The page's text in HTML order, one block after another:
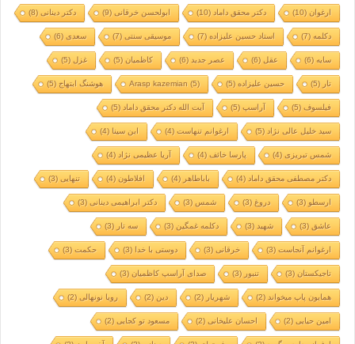
ارغوان(10) دکتر محقق داماد (10) ابولحسن خرقانی(9) دکتر دینانی(8)
دکلمه(7) استاد حسین علیزاده(7) موسیقی سنتی(7) سعدی(6)
سایه(6) عقل (6) عصر جدید (6) کاظمیان(5) غزل (5)
تار (5) حسین علیزاده(5)
Arasp kazemian (5) هوشنگ ابتهاج(5)
فیلسوف(5) آراسپ(5) آیت الله دکتر محقق داماد (5)
سید خلیل عالی نژاد (5) ارغوانم تنهاست(4) ابن سینا (4)
شمس تبریزی(4) پارسا خائف(4) آریا عظیمی نژاد (4)
دکتر مصطفی محقق داماد (4) باباطاهر (4) افلاطون(4) تنهایی(3)
ارسطو (3) دروغ (3) شمس (3) دکتر ابراهیمی دینانی(3)
عاشق (3) شهید (3) دکلمه غمگین (3) سه تار (3)
ارغوانم آنجاست(3) خرقانی(3) دوستی با خدا (3) حکمت(3)
تاجیکستان(3) تنبور (3) صدای آراسپ کاظمیان(3)
همایون پاپ میخواند (2) شهریار (2) دین (2) رویا نونهالی(2)
امین حیایی(2) احسان علیخانی(2) مسعود تو کجایی(2)